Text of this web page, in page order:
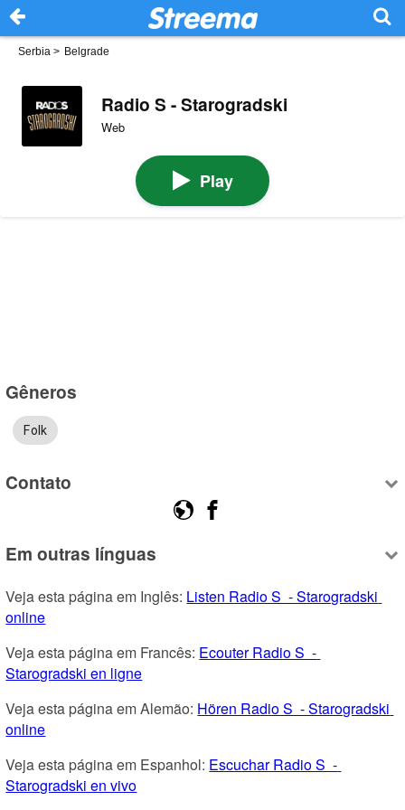
Serbia > Belgrade
Radio S - Starogradski
Web
Play
Gêneros
Folk
Contato
Em outras línguas
Veja esta página em Inglês: Listen Radio S  - Starogradski
online
Veja esta página em Francês: Ecouter Radio S  -
Starogradski en ligne
Veja esta página em Alemão: Hören Radio S  - Starogradski
online
Veja esta página em Espanhol: Escuchar Radio S  -
Starogradski en vivo